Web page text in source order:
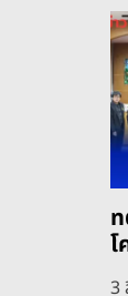
ง
โ
3